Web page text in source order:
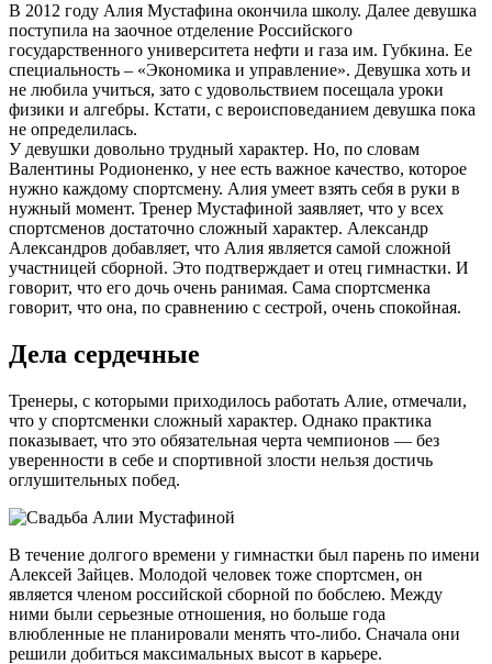
В 2012 году Алия Мустафина окончила школу. Далее девушка
поступила на заочное отделение Российского
государственного университета нефти и газа им. Губкина. Ее
специальность – «Экономика и управление». Девушка хоть и
не любила учиться, зато с удовольствием посещала уроки
физики и алгебры. Кстати, с вероисповеданием девушка пока
не определилась.
У девушки довольно трудный характер. Но, по словам
Валентины Родионенко, у нее есть важное качество, которое
нужно каждому спортсмену. Алия умеет взять себя в руки в
нужный момент. Тренер Мустафиной заявляет, что у всех
спортсменов достаточно сложный характер. Александр
Александров добавляет, что Алия является самой сложной
участницей сборной. Это подтверждает и отец гимнастки. И
говорит, что его дочь очень ранимая. Сама спортсменка
говорит, что она, по сравнению с сестрой, очень спокойная.
Дела сердечные
Тренеры, с которыми приходилось работать Алие, отмечали,
что у спортсменки сложный характер. Однако практика
показывает, что это обязательная черта чемпионов — без
уверенности в себе и спортивной злости нельзя достичь
оглушительных побед.
В течение долгого времени у гимнастки был парень по имени
Алексей Зайцев. Молодой человек тоже спортсмен, он
является членом российской сборной по бобслею. Между
ними были серьезные отношения, но больше года
влюбленные не планировали менять что-либо. Сначала они
решили добиться максимальных высот в карьере.